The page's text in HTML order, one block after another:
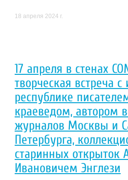
18 апреля 2024 г.
17 апреля в стенах
творческая встреча
республике
краеведом, автором
журналов Москвы и
Петербурга,
старинных открыток
Ивановичем Энглези